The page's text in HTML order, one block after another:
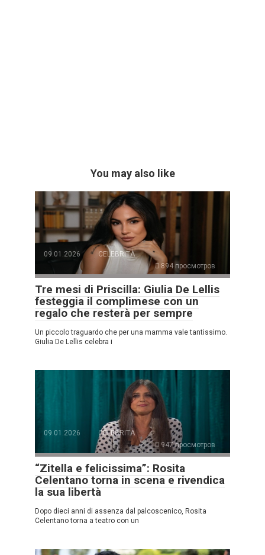
You may also like
09.01.2026
CELEBRITÀ
894 просмотров
Tre mesi di Priscilla: Giulia De Lellis
festeggia il complimese con un
regalo che resterà per sempre
Un piccolo traguardo che per una mamma vale tantissimo.
Giulia De Lellis celebra i
09.01.2026
CELEBRITÀ
947 просмотров
“Zitella e felicissima”: Rosita
Celentano torna in scena e rivendica
la sua libertà
Dopo dieci anni di assenza dal palcoscenico, Rosita
Celentano torna a teatro con un